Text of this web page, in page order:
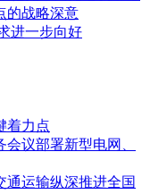
的战略深意
进一步向好
着力点
议部署新型电网、
通运输纵深推进全国